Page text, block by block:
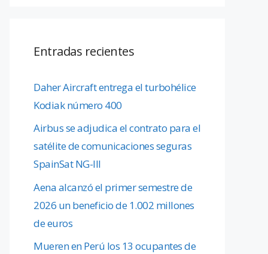
Entradas recientes
Daher Aircraft entrega el turbohélice
Kodiak número 400
Airbus se adjudica el contrato para el
satélite de comunicaciones seguras
SpainSat NG-III
Aena alcanzó el primer semestre de
2026 un beneficio de 1.002 millones
de euros
Mueren en Perú los 13 ocupantes de